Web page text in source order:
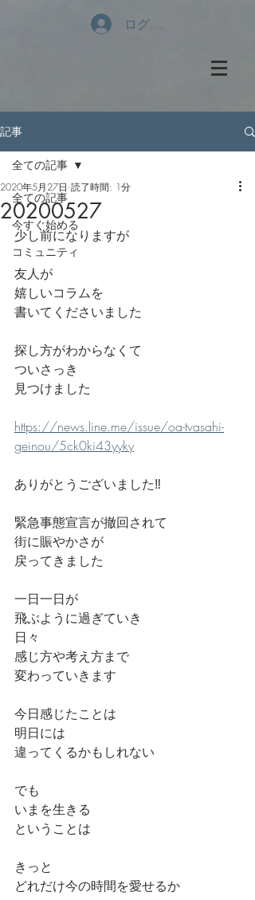
ログイン
記事
全ての記事
今すぐ始める
コミュニティ
全ての記事
20200527
2020年5月27日 読了時間: 1分
少し前になりますが
友人が
嬉しいコラムを
書いてくださいました
探し方がわからなくて
ついさっき
見つけました
https://news.line.me/issue/oa-tvasahi-
geinou/5ck0ki43yyky
ありがとうございました‼️
緊急事態宣言が撤回されて
街に賑やかさが
戻ってきました
一日一日が
飛ぶように過ぎていき
日々
感じ方や考え方まで
変わっていきます
今日感じたことは
明日には
違ってくるかもしれない
でも
いまを生きる
ということは
きっと
どれだけ今の時間を愛せるか